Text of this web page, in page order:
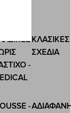
ΚΛΑΣΙΚΕΣ
ΣΧΕΔΙΑ
-
-